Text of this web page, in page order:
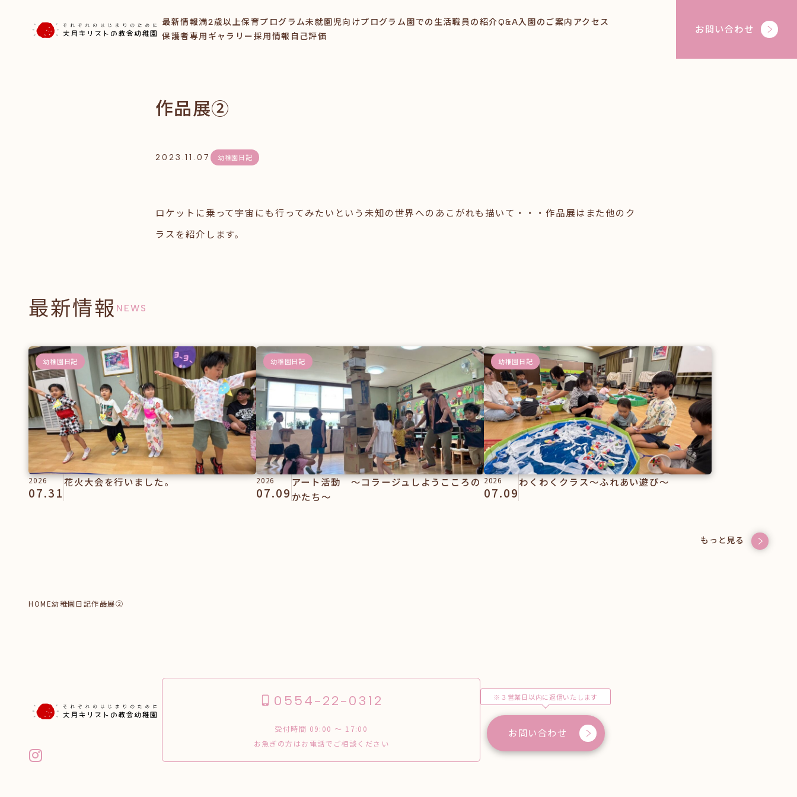
最新情報満2歳以上保育プログラム未就園児向けプログラム 園での生活職員の紹介Q&A入園のご案内 アクセス
保護者専用ギャラリー採用情報 自己評価
お問い合わせ
作品展②
2023.11.07 幼稚園日記
ロケットに乗って宇宙にも行ってみたいという未知の世界へのあこがれも描いて・・・作品展はまた他のク
ラスを紹介します。
NEWS
最新情報
幼稚園日記
2026
07.31
花火大会を行いました。
幼稚園日記
2026
07.09
アート活動 ～コラージュしようこころの
かたち～
幼稚園日記
2026
07.09
わくわくクラス～ふれあい遊び～
もっと見る
HOME幼稚園日記作品展②
0554-22-0312
受付時間 09:00 〜 17:00
お急ぎの方はお電話でご相談ください
※３営業日以内に返信いたします
お問い合わせ